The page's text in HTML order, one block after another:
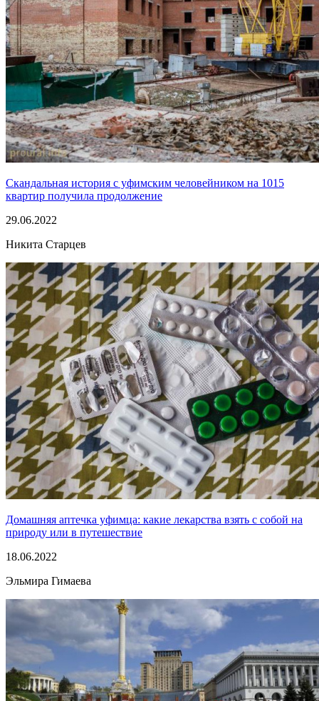
Скандальная история с уфимским человейником на 1015
квартир получила продолжение
29.06.2022
Никита Старцев
Домашняя аптечка уфимца: какие лекарства взять с собой на
природу или в путешествие
18.06.2022
Эльмира Гимаева